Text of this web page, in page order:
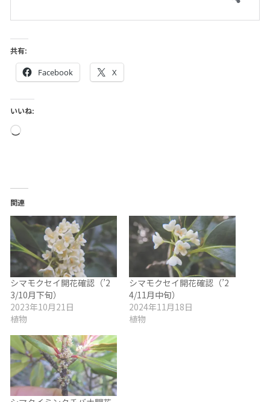
共有:
Facebook X
いいね:
読
み
中…
関連
シマモクセイ開花確認（’2
3/10月下旬）
2023年10月21日
植物
シマモクセイ開花確認（’2
4/11月中旬）
2024年11月18日
植物